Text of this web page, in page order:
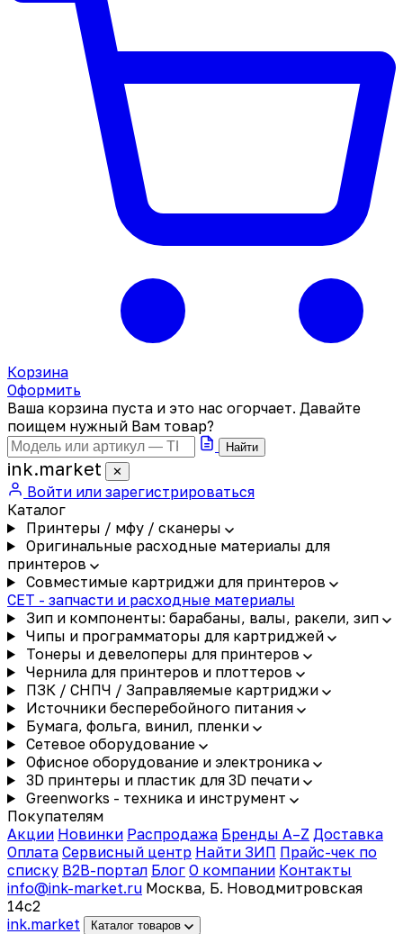
Корзина
Оформить
Ваша корзина пуста и это нас огорчает. Давайте
поищем нужный Вам товар?
Найти
ink.market ✕
Войти или зарегистрироваться
Каталог
Принтеры / мфу / сканеры
Оригинальные расходные материалы для
принтеров
Совместимые картриджи для принтеров
CET - запчасти и расходные материалы
Зип и компоненты: барабаны, валы, ракели, зип
Чипы и программаторы для картриджей
Тонеры и девелоперы для принтеров
Чернила для принтеров и плоттеров
ПЗК / СНПЧ / Заправляемые картриджи
Источники бесперебойного питания
Бумага, фольга, винил, пленки
Сетевое оборудование
Офисное оборудование и электроника
3D принтеры и пластик для 3D печати
Greenworks - техника и инструмент
Покупателям
Акции Новинки Распродажа Бренды A–Z Доставка
Оплата Сервисный центр Найти ЗИП Прайс-чек по
списку B2B-портал Блог О компании Контакты
info@ink-market.ru Москва, Б. Новодмитровская
14с2
ink.market Каталог товаров